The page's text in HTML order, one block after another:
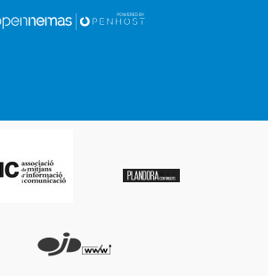
Petits i grans participen en la
celebració de la Castanyada a Sidamon